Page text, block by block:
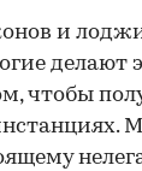
и
делают
чтобы